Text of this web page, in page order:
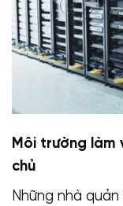
Môi trường làm
chủ
Những nhà